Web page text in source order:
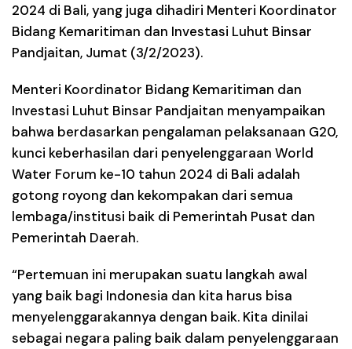
2024 di Bali, yang juga dihadiri Menteri Koordinator
Bidang Kemaritiman dan Investasi Luhut Binsar
Pandjaitan, Jumat (3/2/2023).
Menteri Koordinator Bidang Kemaritiman dan
Investasi Luhut Binsar Pandjaitan menyampaikan
bahwa berdasarkan pengalaman pelaksanaan G20,
kunci keberhasilan dari penyelenggaraan World
Water Forum ke-10 tahun 2024 di Bali adalah
gotong royong dan kekompakan dari semua
lembaga/institusi baik di Pemerintah Pusat dan
Pemerintah Daerah.
“Pertemuan ini merupakan suatu langkah awal
yang baik bagi Indonesia dan kita harus bisa
menyelenggarakannya dengan baik. Kita dinilai
sebagai negara paling baik dalam penyelenggaraan